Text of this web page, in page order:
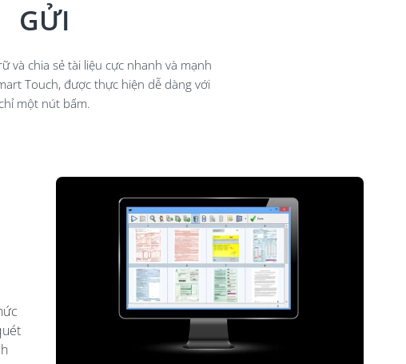
09/09/2021
Ổ Cắm Điện Kẹp Mặt Bàn
MK102COB (Đen)
1.050.000 đ
Băng Mực Đỏ (Red Ribbon),
14.2mm X 70m Dùng Cho...
450.000 đ
Băng Mực Trắng (White
Máy In Ống Lồng Đầu Cốt
Niimbot C1
10.000.000 đ
198.000 đ
GỬI
và chia sẻ tài liệu cực nhanh và mạnh
Touch, được thực hiện dễ dàng với
chỉ một nút bấm.